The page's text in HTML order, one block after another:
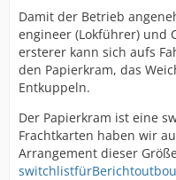
Damit der Betrieb
engineer (Lokführer) und
ersterer kann sich aufs
den Papierkram, das
Entkuppeln.
Der Papierkram ist eine
Frachtkarten haben wir
Arrangement dieser